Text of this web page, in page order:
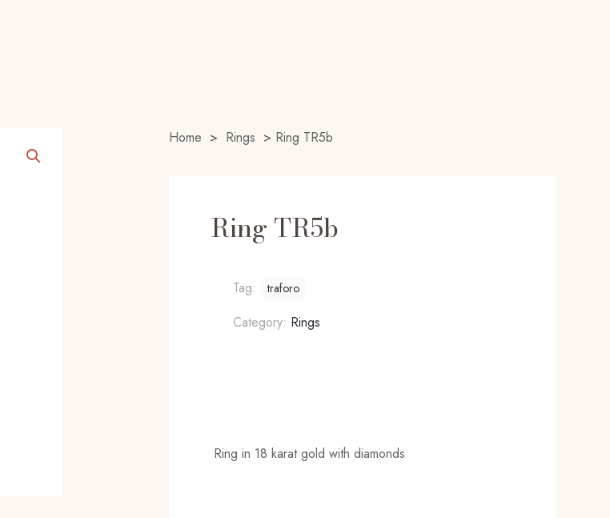
Home > Rings > Ring TR5b
Ring TR5b
Tag: traforo
Category: Rings
Ring in 18 karat gold with diamonds